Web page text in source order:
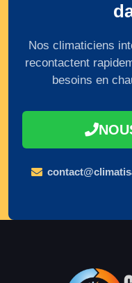
Nos climaticiens
recontactent
besoins en